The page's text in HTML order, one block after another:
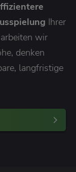
Ihrer
wir
denken
langfristige